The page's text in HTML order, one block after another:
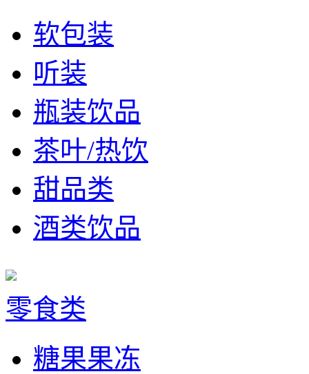
软包装
听装
瓶装饮品
茶叶/热饮
甜品类
酒类饮品
零食类
糖果果冻